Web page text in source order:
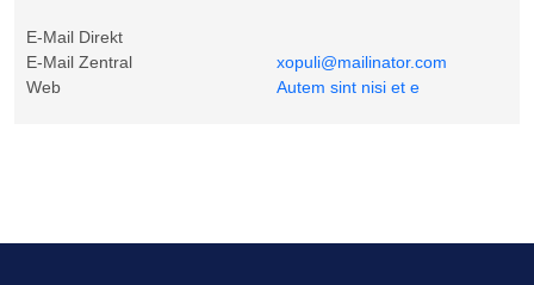
E-Mail Direkt
E-Mail Zentral
xopuli@mailinator.com
Web
Autem sint nisi et e